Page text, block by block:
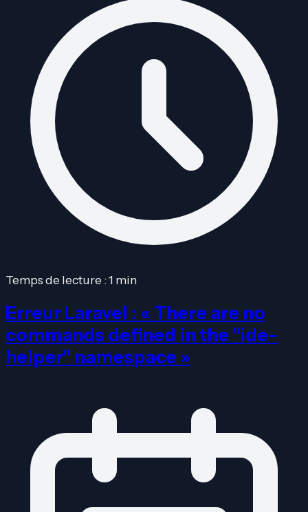
Temps de lecture : 1 min
Erreur Laravel : « There are no
commands defined in the "ide-
helper" namespace »